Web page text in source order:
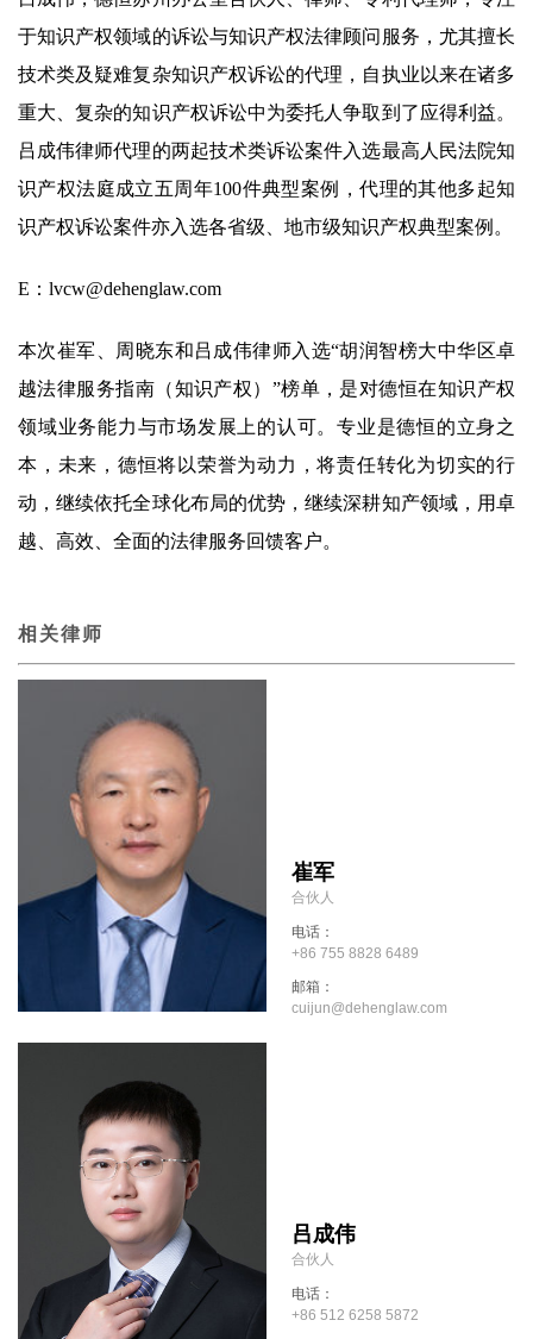
于知识产权领域的诉讼与知识产权法律顾问服务，尤其擅长
技术类及疑难复杂知识产权诉讼的代理，自执业以来在诸多
重大、复杂的知识产权诉讼中为委托人争取到了应得利益。
吕成伟律师代理的两起技术类诉讼案件入选最高人民法院知
识产权法庭成立五周年100件典型案例，代理的其他多起知
识产权诉讼案件亦入选各省级、地市级知识产权典型案例。
E：lvcw@dehenglaw.com
本次崔军、周晓东和吕成伟律师入选“胡润智榜大中华区卓
越法律服务指南（知识产权）”榜单，是对德恒在知识产权
领域业务能力与市场发展上的认可。专业是德恒的立身之
本，未来，德恒将以荣誉为动力，将责任转化为切实的行
动，继续依托全球化布局的优势，继续深耕知产领域，用卓
越、高效、全面的法律服务回馈客户。
相关律师
崔军
合伙人
电话：
+86 755 8828 6489
邮箱：
cuijun@dehenglaw.com
吕成伟
合伙人
电话：
+86 512 6258 5872